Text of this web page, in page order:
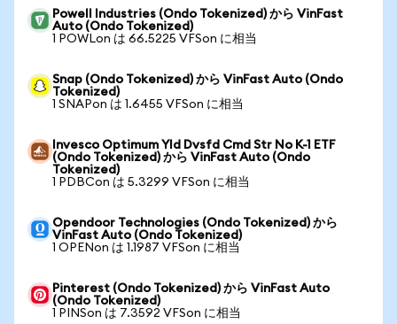
Powell Industries (Ondo Tokenized) から VinFast
Auto (Ondo Tokenized)
1 POWLon は 66.5225 VFSon に相当
Snap (Ondo Tokenized) から VinFast Auto (Ondo
Tokenized)
1 SNAPon は 1.6455 VFSon に相当
Invesco Optimum Yld Dvsfd Cmd Str No K-1 ETF
(Ondo Tokenized) から VinFast Auto (Ondo
Tokenized)
1 PDBCon は 5.3299 VFSon に相当
Opendoor Technologies (Ondo Tokenized) から
VinFast Auto (Ondo Tokenized)
1 OPENon は 1.1987 VFSon に相当
Pinterest (Ondo Tokenized) から VinFast Auto
(Ondo Tokenized)
1 PINSon は 7.3592 VFSon に相当